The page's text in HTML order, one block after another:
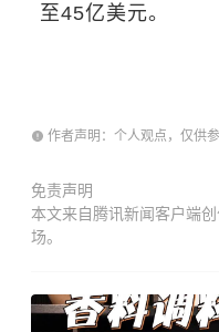
至45亿美元。
作者声明：个人观点，仅供
免责声明
本文来自腾讯新闻客户端
场。